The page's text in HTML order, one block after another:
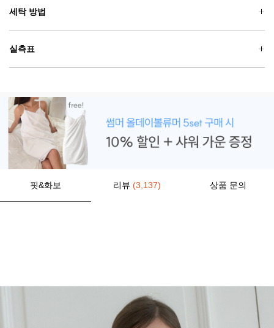
세탁 방법
실측표
핏&화보 리뷰 (3,137) 상품 문의